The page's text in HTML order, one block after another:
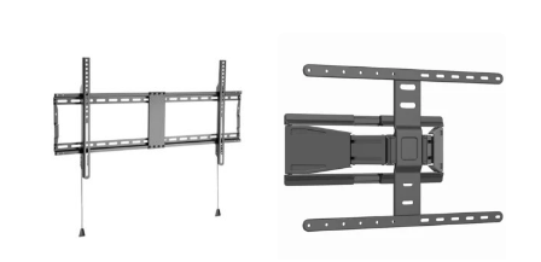
TTC 389,000.
DT
TTC 379,000.